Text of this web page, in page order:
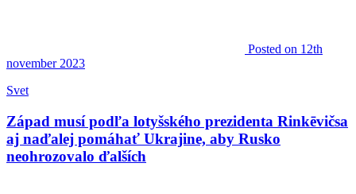
Posted on 12th
november 2023
Svet
Západ musí podľa lotyšského prezidenta Rinkēvičsa
aj naďalej pomáhať Ukrajine, aby Rusko
neohrozovalo ďalších